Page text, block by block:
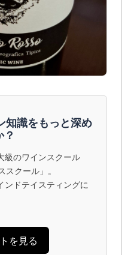
知識をもっと深め
？
級のワインスクール
スクール」。
ンドテイスティングに
を見る